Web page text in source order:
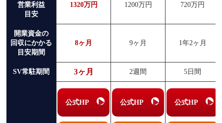
営業利益
目安
1320万円 1200万円 720万円
開業資金の
回収にかかる
目安期間
8ヶ月 9ヶ月 1年2ヶ月
SV常駐期間 3ヶ月 2週間 5日間
公式HP 公式HP 公式HP